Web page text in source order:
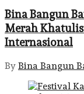
Bina Bangun
Merah
Internasional
By Bina Bangun